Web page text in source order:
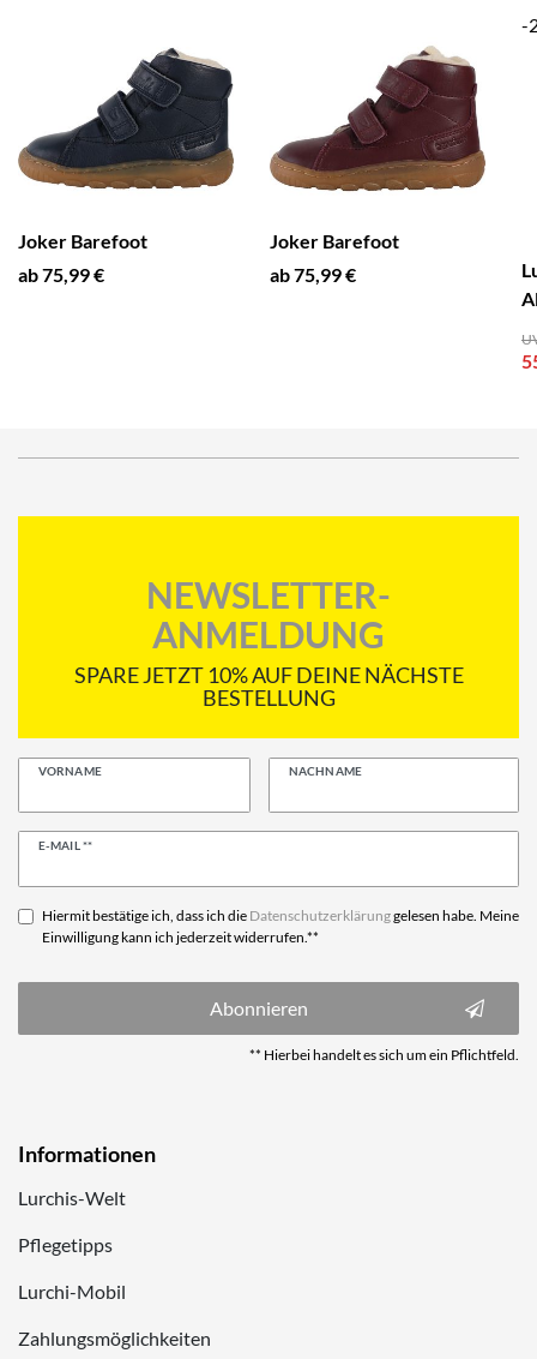
Joker Barefoot
ab 75,99 €
Joker Barefoot
ab 75,99 €
-
NEWSLETTER-
ANMELDUNG
SPARE JETZT 10% AUF DEINE NÄCHSTE
BESTELLUNG
VORNAME NACHNAME
E-MAIL **
Newsletter
Hiermit bestätige ich, dass ich die Daten­schutz­erklärunggelesen habe. Meine
Einwilligung kann ich jederzeit widerrufen.**
Abonnieren
** Hierbei handelt es sich um ein Pflichtfeld.
Informationen
Lurchis-Welt
Pflegetipps
Lurchi-Mobil
Zahlungsmöglichkeiten